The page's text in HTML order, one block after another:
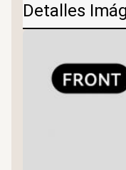
Detalles